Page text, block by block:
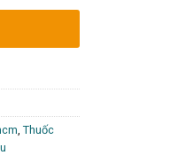
, Thuốc